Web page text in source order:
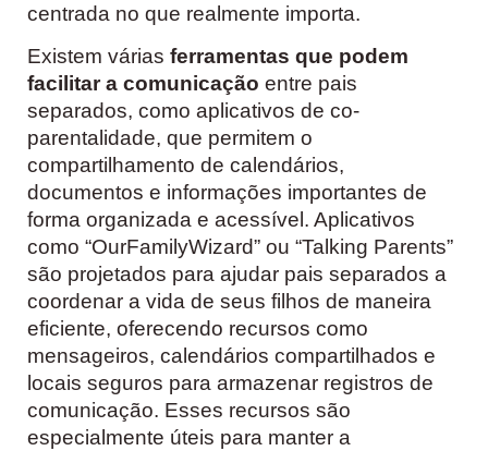
centrada no que realmente importa.
Existem várias ferramentas que podem
facilitar a comunicação entre pais
separados, como aplicativos de co-
parentalidade, que permitem o
compartilhamento de calendários,
documentos e informações importantes de
forma organizada e acessível. Aplicativos
como “OurFamilyWizard” ou “Talking Parents”
são projetados para ajudar pais separados a
coordenar a vida de seus filhos de maneira
eficiente, oferecendo recursos como
mensageiros, calendários compartilhados e
locais seguros para armazenar registros de
comunicação. Esses recursos são
especialmente úteis para manter a